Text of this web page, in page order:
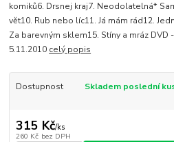
komiků6. Drsnej kraj7. Neodolatelná*
vět10. Rub nebo líc11. Já mám rád12.
Za barevným sklem15. Stíny a mráz DVD
5.11.2010 celý popis
Dostupnost Skladem poslední
315 Kč/ks
260 Kč bez DPH